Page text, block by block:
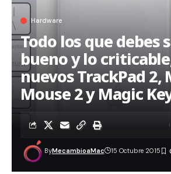
Hardware
Todo los que debes
bueno y lo
nuevos TrackPad 2,
Mouse 2 y Magic
ByMecambioaMac 15 Octubre 2015